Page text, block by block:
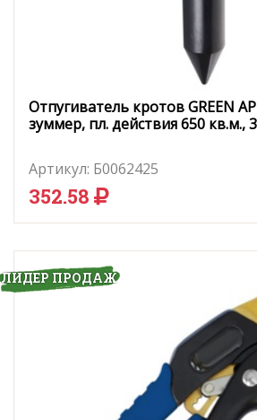
Отпугиватель кротов GREEN
зуммер, пл. действия 650 кв.м.,
Артикул: Б0062425
352.58
ЛИДЕР ПРОДАЖ